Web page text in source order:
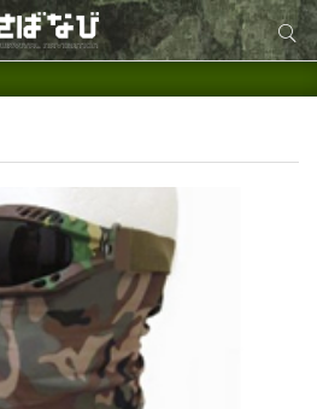
サイト内検索
サイト内検索